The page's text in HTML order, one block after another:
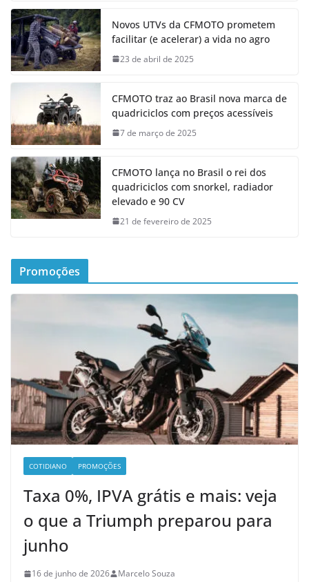
Novos UTVs da CFMOTO prometem
facilitar (e acelerar) a vida no agro
23 de abril de 2025
CFMOTO traz ao Brasil nova marca de
quadriciclos com preços acessíveis
7 de março de 2025
CFMOTO lança no Brasil o rei dos
quadriciclos com snorkel, radiador
elevado e 90 CV
21 de fevereiro de 2025
Promoções
COTIDIANO PROMOÇÕES
Taxa 0%, IPVA grátis e mais: veja
o que a Triumph preparou para
junho
16 de junho de 2026 Marcelo Souza